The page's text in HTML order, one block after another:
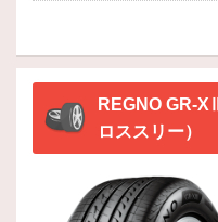
REGNO GR-
ロススリー）